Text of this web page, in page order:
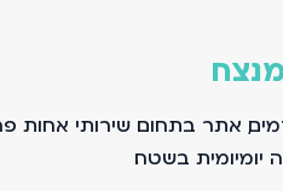
אתר בתחום שירותי
בשטח.